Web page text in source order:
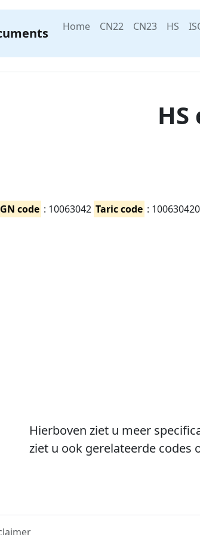
Home CN22 CN23 HS
HS
GN code : 10063042 Taric code :
Hierboven ziet u meer
ziet u ook gerelateerde codes